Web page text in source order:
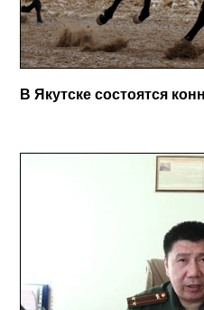
В Якутске состоятся